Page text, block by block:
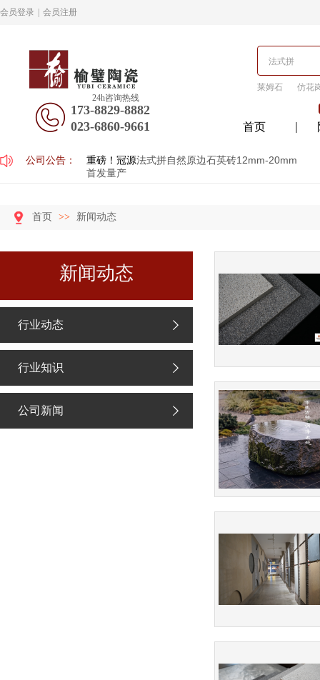
莱姆石
仿花
24h咨询热线
173-8829-8882
023-6860-9661
首页
会员登录 会员注册
公司公告： 重磅！冠源法式拼自然原边石英砖12mm-20mm
首发量产
首页 >> 新闻动态
新闻动态
行业动态
行业知识
公司新闻